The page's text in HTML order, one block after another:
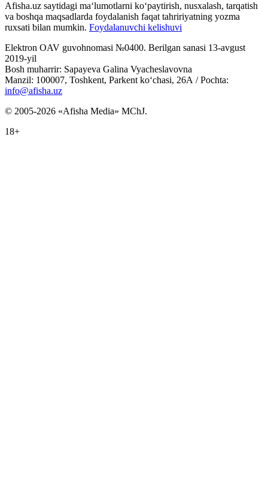
Afisha.uz saytidagi ma‘lumotlarni ko‘paytirish, nusxalash, tarqatish
va boshqa maqsadlarda foydalanish faqat tahririyatning yozma
ruxsati bilan mumkin. Foydalanuvchi kelishuvi
Elektron OAV guvohnomasi №0400. Berilgan sanasi 13-avgust
2019-yil
Bosh muharrir: Sapayeva Galina Vyacheslavovna
Manzil: 100007, Toshkent, Parkent ko‘chasi, 26А / Pochta:
info@afisha.uz
© 2005-2026 «Afisha Media» MChJ.
18+